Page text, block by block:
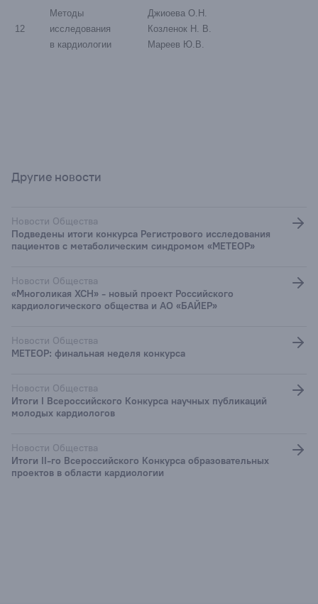
12
Методы
исследования
в кардиологии
Джиоева О.Н.
Козленок Н. В.
Мареев Ю.В.
Другие новости
Новости Общества
Подведены итоги конкурса Регистрового исследования
пациентов с метаболическим синдромом «МЕТЕОР»
Новости Общества
«Многоликая ХСН» - новый проект Российского
кардиологического общества и АО «БАЙЕР»
Новости Общества
МЕТЕОР: финальная неделя конкурса
Новости Общества
Итоги I Всероссийского Конкурса научных публикаций
молодых кардиологов
Новости Общества
Итоги II-го Всероссийского Конкурса образовательных
проектов в области кардиологии